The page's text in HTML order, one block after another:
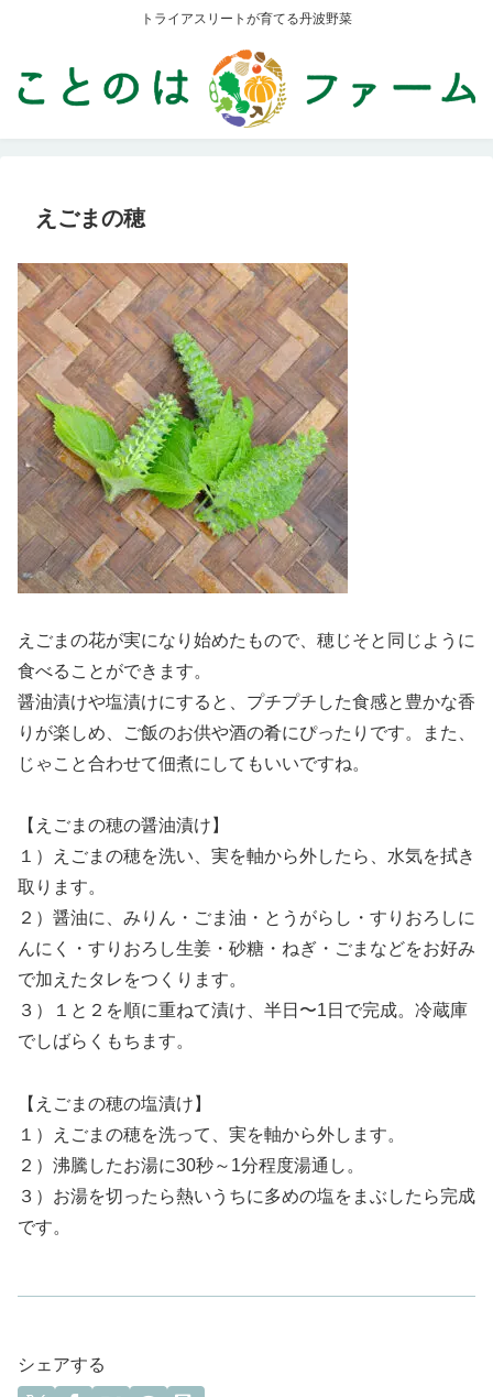
トライアスリートが育てる丹波野菜
えごまの穂
えごまの花が実になり始めたもので、穂じそと同じように
食べることができます。
醤油漬けや塩漬けにすると、プチプチした食感と豊かな香
りが楽しめ、ご飯のお供や酒の肴にぴったりです。また、
じゃこと合わせて佃煮にしてもいいですね。
【えごまの穂の醤油漬け】
１）えごまの穂を洗い、実を軸から外したら、水気を拭き
取ります。
２）醤油に、みりん・ごま油・とうがらし・すりおろしに
んにく・すりおろし生姜・砂糖・ねぎ・ごまなどをお好み
で加えたタレをつくります。
３）１と２を順に重ねて漬け、半日〜1日で完成。冷蔵庫
でしばらくもちます。
【えごまの穂の塩漬け】
１）えごまの穂を洗って、実を軸から外します。
２）沸騰したお湯に30秒～1分程度湯通し。
３）お湯を切ったら熱いうちに多めの塩をまぶしたら完成
です。
シェアする